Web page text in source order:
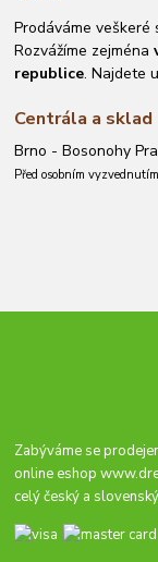
Prodáváme veškeré
Rozvážíme zejména
republice. Najdete
Centrála a sklad
Brno - Bosonohy
Před osobním
Zabýváme se
online eshop
celý český a